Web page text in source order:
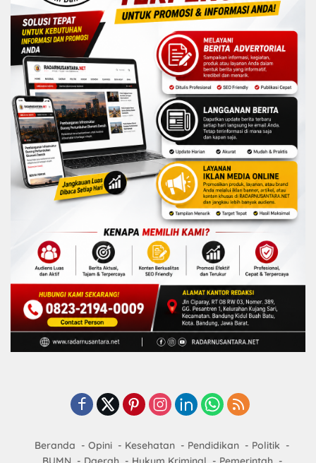
Beranda Opini Kesehatan Pendidikan
Politik